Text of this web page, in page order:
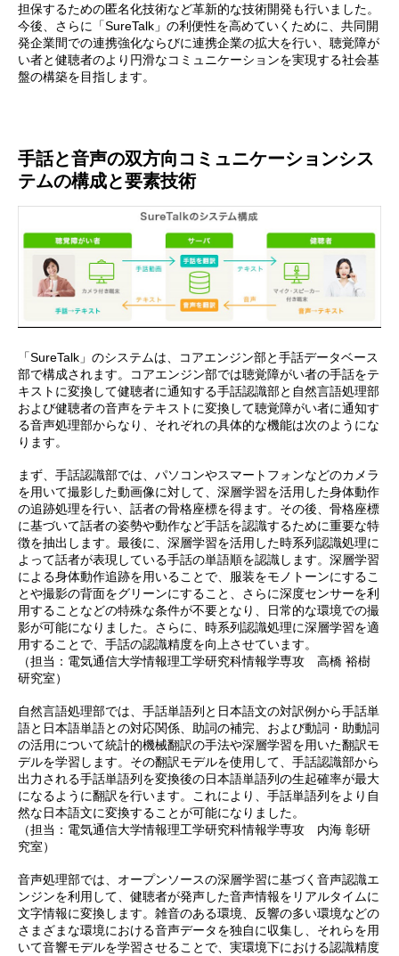
担保するための匿名化技術など革新的な技術開発も行いました。
今後、さらに「SureTalk」の利便性を高めていくために、共同開
発企業間での連携強化ならびに連携企業の拡大を行い、聴覚障が
い者と健聴者のより円滑なコミュニケーションを実現する社会基
盤の構築を目指します。
手話と音声の双方向コミュニケーションシス
テムの構成と要素技術
「SureTalk」のシステムは、コアエンジン部と手話データベース
部で構成されます。コアエンジン部では聴覚障がい者の手話をテ
キストに変換して健聴者に通知する手話認識部と自然言語処理部
および健聴者の音声をテキストに変換して聴覚障がい者に通知す
る音声処理部からなり、それぞれの具体的な機能は次のようにな
ります。
まず、手話認識部では、パソコンやスマートフォンなどのカメラ
を用いて撮影した動画像に対して、深層学習を活用した身体動作
の追跡処理を行い、話者の骨格座標を得ます。その後、骨格座標
に基づいて話者の姿勢や動作など手話を認識するために重要な特
徴を抽出します。最後に、深層学習を活用した時系列認識処理に
よって話者が表現している手話の単語順を認識します。深層学習
による身体動作追跡を用いることで、服装をモノトーンにするこ
とや撮影の背面をグリーンにすること、さらに深度センサーを利
用することなどの特殊な条件が不要となり、日常的な環境での撮
影が可能になりました。さらに、時系列認識処理に深層学習を適
用することで、手話の認識精度を向上させています。
（担当：電気通信大学情報理工学研究科情報学専攻 高橋 裕樹
研究室）
自然言語処理部では、手話単語列と日本語文の対訳例から手話単
語と日本語単語との対応関係、助詞の補完、および動詞・助動詞
の活用について統計的機械翻訳の手法や深層学習を用いた翻訳モ
デルを学習します。その翻訳モデルを使用して、手話認識部から
出力される手話単語列を変換後の日本語単語列の生起確率が最大
になるように翻訳を行います。これにより、手話単語列をより自
然な日本語文に変換することが可能になりました。
（担当：電気通信大学情報理工学研究科情報学専攻 内海 彰研
究室）
音声処理部では、オープンソースの深層学習に基づく音声認識エ
ンジンを利用して、健聴者が発声した音声情報をリアルタイムに
文字情報に変換します。雑音のある環境、反響の多い環境などの
さまざまな環境における音声データを独自に収集し、それらを用
いて音響モデルを学習させることで、実環境下における認識精度